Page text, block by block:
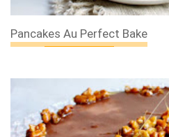
Pancakes Au Perfect Bake